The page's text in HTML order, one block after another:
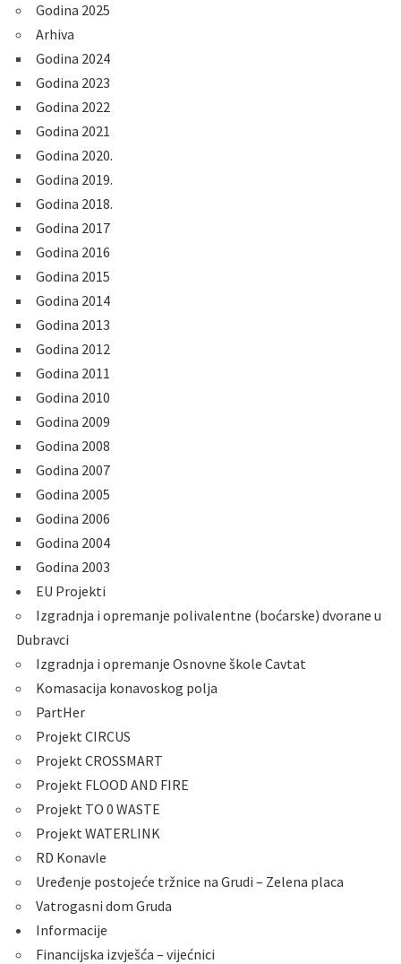
Godina 2025
Arhiva
Godina 2024
Godina 2023
Godina 2022
Godina 2021
Godina 2020.
Godina 2019.
Godina 2018.
Godina 2017
Godina 2016
Godina 2015
Godina 2014
Godina 2013
Godina 2012
Godina 2011
Godina 2010
Godina 2009
Godina 2008
Godina 2007
Godina 2005
Godina 2006
Godina 2004
Godina 2003
EU Projekti
Izgradnja i opremanje polivalentne (boćarske) dvorane u
Dubravci
Izgradnja i opremanje Osnovne škole Cavtat
Komasacija konavoskog polja
PartHer
Projekt CIRCUS
Projekt CROSSMART
Projekt FLOOD AND FIRE
Projekt TO 0 WASTE
Projekt WATERLINK
RD Konavle
Uređenje postojeće tržnice na Grudi – Zelena placa
Vatrogasni dom Gruda
Informacije
Financijska izvješća – vijećnici